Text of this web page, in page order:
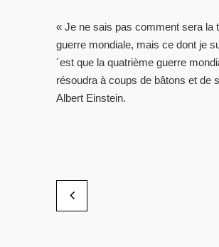
« Je ne sais pas comment sera la
guerre mondiale, mais ce dont je
´est que la quatrième guerre
résoudra à coups de bâtons et de
Albert Einstein.